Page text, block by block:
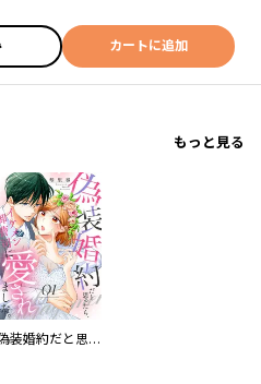
カートに追加
もっと見る
偽装婚約だと思ったら、イケメン御曹司に愛されました。